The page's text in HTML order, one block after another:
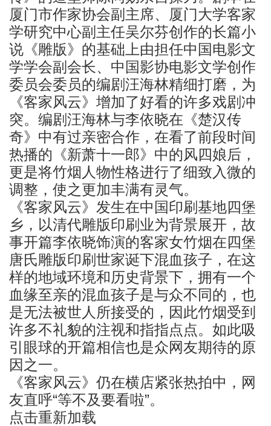
厦门市作家协会副主席、厦门大学客家
学研究中心副主任吴尔芬创作的长篇小
说《雕版》的基础上由担任中国电影文
学学会副会长、中国影协电影文学创作
委员会委员的编剧汪海林精细打磨，为
《客家风云》增加了好看的许多戏剧冲
突。编剧汪海林与李依晓在《楚汉传
奇》中有过亲密合作，在看了前段时间
热播的《新萧十一郎》中的风四娘后，
更是将竹烟人物性格进行了细致入微的
调整，使之更加丰满有灵气。
《客家风云》发生在中国印刷基地四堡
乡，以清代雕版印刷业为背景展开，故
事开篇李依晓饰演的客家女竹烟在四堡
唐氏雕版印刷世家诞下混血孩子，在这
样的地域环境和历史背景下，拥有一个
血缘至亲的混血孩子是与众不同的，也
是无法被世人所接受的，因此竹烟受到
许多不礼貌的注视和指指点点。如此吸
引眼球的开篇相信也是众网友期待的原
因之一。
《客家风云》仍在横店紧张热拍中，网
友直呼“等不及要看啦”。
点击重新加载